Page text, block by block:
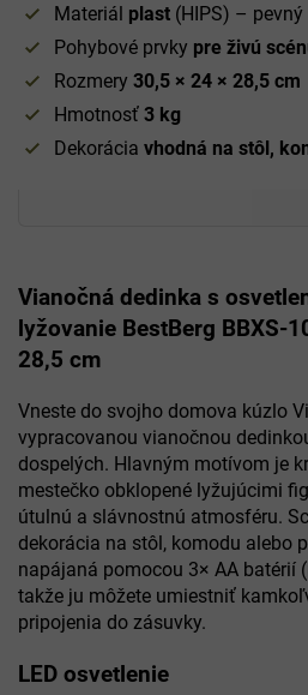
Materiál plast (HIPS) –
Pohybové prvky pre živú
Rozmery 30,5 × 24 × 28,5 cm
Hmotnosť 3 kg
Dekorácia vhodná na stôl,
Vianočná dedinka s
lyžovanie BestBerg BBXS-
28,5 cm
Vneste do svojho domova kúzlo
vypracovanou vianočnou
dospelých. Hlavným motívom je
mestečko obklopené lyžujúcimi
útulnú a slávnostnú atmosféru.
dekorácia na stôl, komodu alebo
napájaná pomocou 3× AA batérií
takže ju môžete umiestniť
pripojenia do zásuvky.
LED osvetlenie